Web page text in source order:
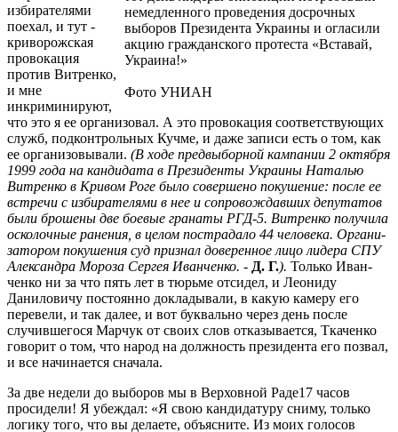
немедленного проведения досрочных
выборов Президента Украины и огласили
акцию гражданского протеста «Вставай,
Украина!»
Фото УНИАН
избирателями
поехал, и тут -
криворожская
провокация
против Витренко,
и мне
инкриминируют,
что это я ее организовал. А это провокация соответствующих
служб, подконтрольных Кучме, и даже записи есть о том, как
ее организовывали. (В ходе предвыборной кампании 2 октября
1999 года на кандидата в Пре­зи­денты Ук­ра­ины На­та­лью
Вит­ренко в Кривом Роге бы­ло совершено по­ку­ше­ние: после ее
встречи с из­би­ра­телями в нее и со­про­вождавших де­пу­татов
были брошены две бо­е­вые гранаты РГД-5. Вит­ренко получила
ос­колочные ранения, в це­лом пострадало 44 человека. Ор­га­­ни­
за­то­ром покушения суд при­­знал до­верен­ное ли­цо ли­дера СПУ
Алек­сандра Мо­ро­за Сер­гея Иван­­ченко. - Д. Г.). Только Иван­­
ченко ни за что пять лет в тюрьме отсидел, и Леониду
Даниловичу постоянно докладывали, в какую камеру его
перевели, и так далее, и вот буквально через день после
случившегося Марчук от своих слов отказывается, Ткаченко
говорит о том, что народ на должность президента его позвал,
и все начинается сначала.
За две недели до выборов мы в Верховной Раде17 часов
просидели! Я убеждал: «Я свою кандидатуру сниму, только
логику того, что вы делаете, объясните. Из моих голосов